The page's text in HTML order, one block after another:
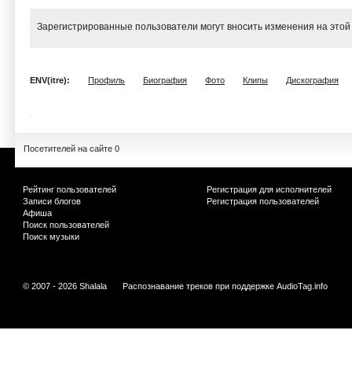
Зарегистрированные пользователи могут вносить изменения на
ENV(itre): Профиль Биография Фото Клипы Дискография
Посетителей на сайте 0
Рейтинг пользователей
Записи блогов
Афиша
Поиск пользователей
Поиск музыки
Регистрация для исполнителей
Регистрация пользователей
© 2007 - 2026 Shalala Распознавание треков при поддержке AudioTag.info